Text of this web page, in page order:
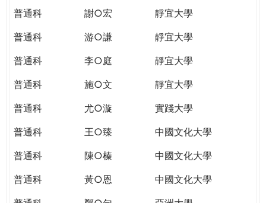
普通科
謝○宏
靜宜大學
普通科
游○謙
靜宜大學
普通科
李○庭
靜宜大學
普通科
施○文
靜宜大學
普通科
尤○漩
實踐大學
普通科
王○臻
中國文化大學
普通科
陳○榛
中國文化大學
普通科
黃○恩
中國文化大學